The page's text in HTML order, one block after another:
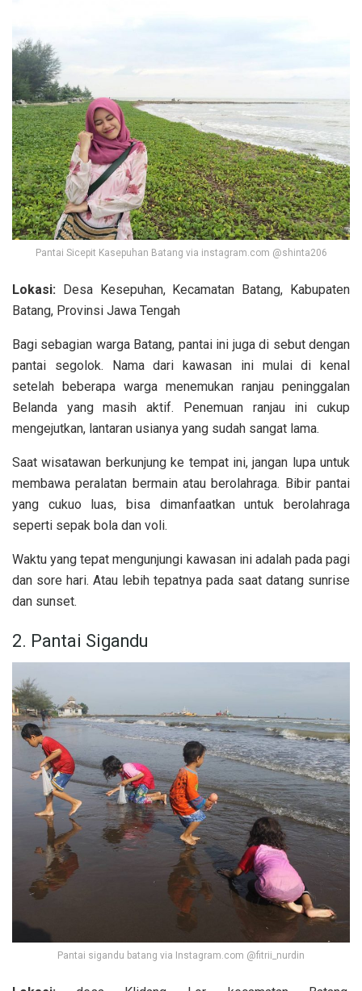
Pantai Sicepit Kasepuhan Batang via instagram.com @shinta206
Lokasi: Desa Kesepuhan, Kecamatan Batang, Kabupaten
Batang, Provinsi Jawa Tengah
Bagi sebagian warga Batang, pantai ini juga di sebut dengan
pantai segolok. Nama dari kawasan ini mulai di kenal
setelah beberapa warga menemukan ranjau peninggalan
Belanda yang masih aktif. Penemuan ranjau ini cukup
mengejutkan, lantaran usianya yang sudah sangat lama.
Saat wisatawan berkunjung ke tempat ini, jangan lupa untuk
membawa peralatan bermain atau berolahraga. Bibir pantai
yang cukuo luas, bisa dimanfaatkan untuk berolahraga
seperti sepak bola dan voli.
Waktu yang tepat mengunjungi kawasan ini adalah pada pagi
dan sore hari. Atau lebih tepatnya pada saat datang sunrise
dan sunset.
2. Pantai Sigandu
Pantai sigandu batang via Instagram.com @fitrii_nurdin